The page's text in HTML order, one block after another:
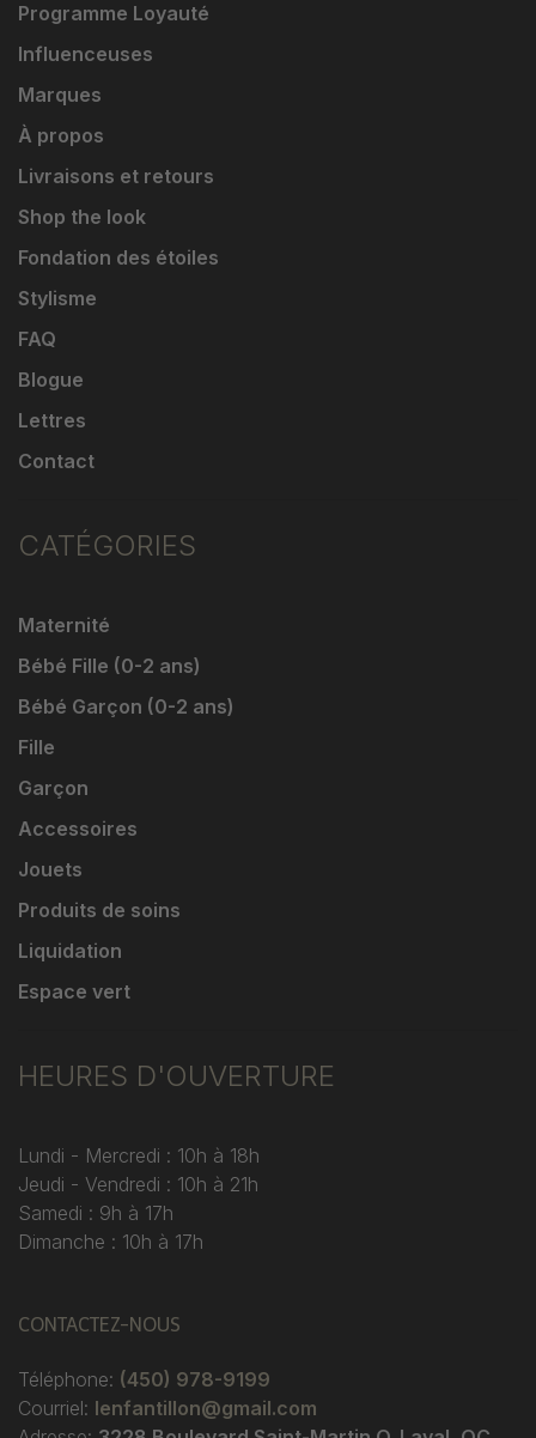
Programme Loyauté
Influenceuses
Marques
À propos
Livraisons et retours
Shop the look
Fondation des étoiles
Stylisme
FAQ
Blogue
Lettres
Contact
CATÉGORIES
Maternité
Bébé Fille (0-2 ans)
Bébé Garçon (0-2 ans)
Fille
Garçon
Accessoires
Jouets
Produits de soins
Liquidation
Espace vert
HEURES D'OUVERTURE
Lundi - Mercredi : 10h à 18h
Jeudi - Vendredi : 10h à 21h
Samedi : 9h à 17h
Dimanche : 10h à 17h
CONTACTEZ-NOUS
Téléphone: (450) 978-9199
Courriel: lenfantillon@gmail.com